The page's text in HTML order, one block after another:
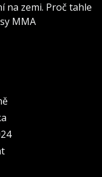
na zemi. Proč tahle
MMA